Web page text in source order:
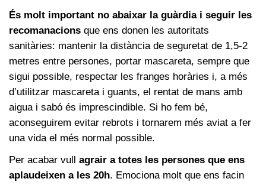
És molt important no abaixar la guàrdia i seguir les
recomanacions que ens donen les autoritats
sanitàries: mantenir la distància de seguretat de 1,5-2
metres entre persones, portar mascareta, sempre que
sigui possible, respectar les franges horàries i, a més
d’utilitzar mascareta i guants, el rentat de mans amb
aigua i sabó és imprescindible. Si ho fem bé,
aconseguirem evitar rebrots i tornarem més aviat a fer
una vida el més normal possible.
Per acabar vull agrair a totes les persones que ens
aplaudeixen a les 20h. Emociona molt que ens facin